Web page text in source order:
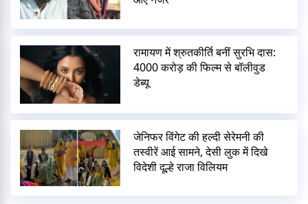
रामायण में श्रुतकीर्ति बनीं सुरभि दास:
4000 करोड़ की फिल्म से बॉलीवुड
डेब्यू
जेनिफर विंगेट की हल्दी सेरेमनी की
तस्वीरें आई सामने, देसी लुक में दिखे
विदेशी दूल्हे राजा विलियम